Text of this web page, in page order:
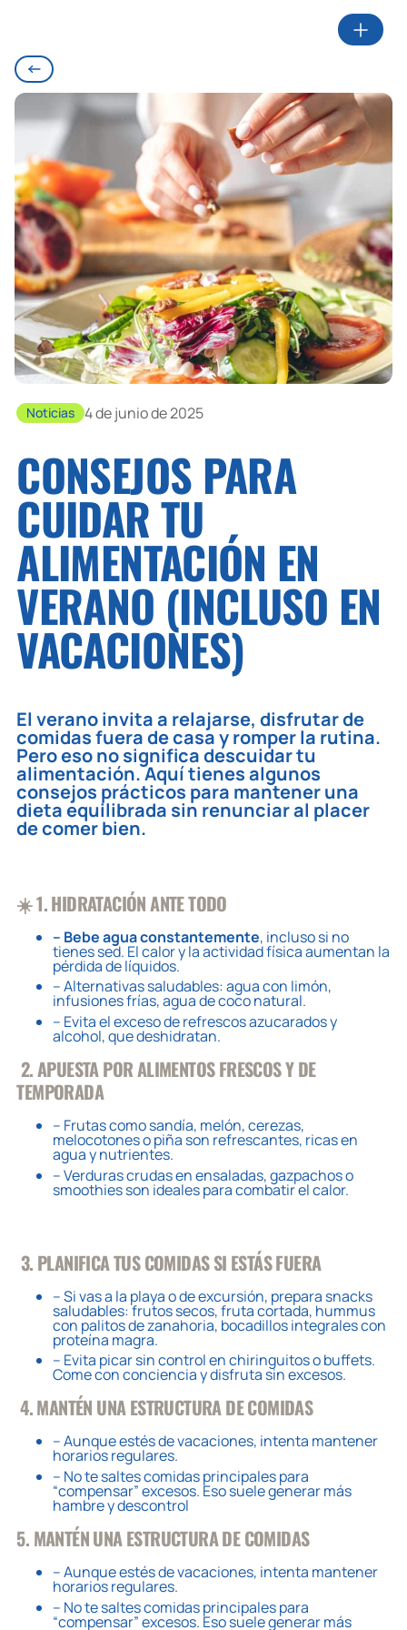
Noticias 4 de junio de 2025
CONSEJOS PARA
CUIDAR TU
ALIMENTACIÓN EN
VERANO (INCLUSO EN
VACACIONES)
El verano invita a relajarse, disfrutar de
comidas fuera de casa y romper la rutina.
Pero eso no significa descuidar tu
alimentación. Aquí tienes algunos
consejos prácticos para mantener una
dieta equilibrada sin renunciar al placer
de comer bien.
☀️ 1. HIDRATACIÓN ANTE TODO
– Bebe agua constantemente, incluso si no
tienes sed. El calor y la actividad física aumentan la
pérdida de líquidos.
– Alternativas saludables: agua con limón,
infusiones frías, agua de coco natural.
– Evita el exceso de refrescos azucarados y
alcohol, que deshidratan.
2. APUESTA POR ALIMENTOS FRESCOS Y DE
TEMPORADA
– Frutas como sandía, melón, cerezas,
melocotones o piña son refrescantes, ricas en
agua y nutrientes.
– Verduras crudas en ensaladas, gazpachos o
smoothies son ideales para combatir el calor.
3. PLANIFICA TUS COMIDAS SI ESTÁS FUERA
– Si vas a la playa o de excursión, prepara snacks
saludables: frutos secos, fruta cortada, hummus
con palitos de zanahoria, bocadillos integrales con
proteína magra.
– Evita picar sin control en chiringuitos o buffets.
Come con conciencia y disfruta sin excesos.
️ 4. MANTÉN UNA ESTRUCTURA DE COMIDAS
– Aunque estés de vacaciones, intenta mantener
horarios regulares.
– No te saltes comidas principales para
“compensar” excesos. Eso suele generar más
hambre y descontrol
5. MANTÉN UNA ESTRUCTURA DE COMIDAS
– Aunque estés de vacaciones, intenta mantener
horarios regulares.
– No te saltes comidas principales para
“compensar” excesos. Eso suele generar más